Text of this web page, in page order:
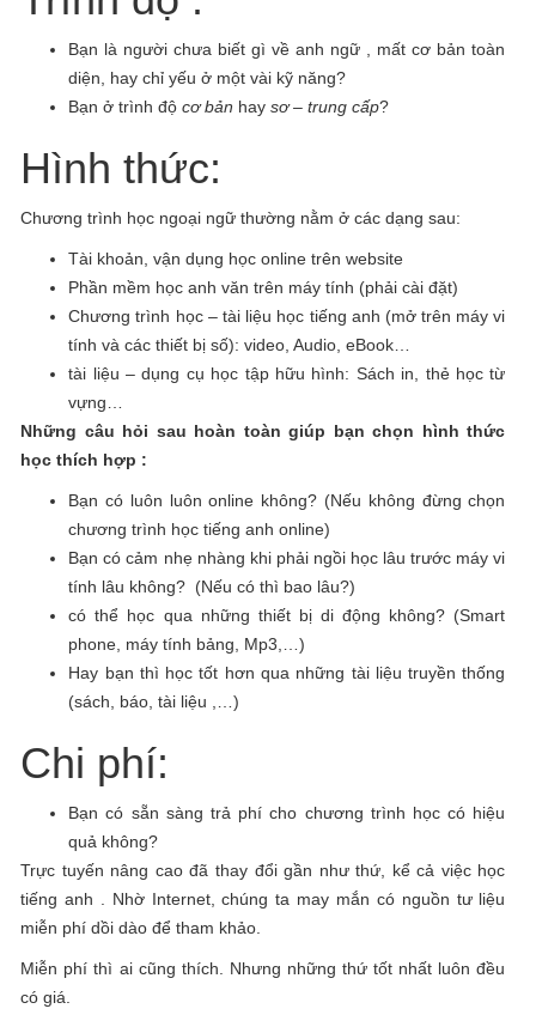
Bạn là người chưa biết gì về anh ngữ , mất cơ bản toàn
diện, hay chỉ yếu ở một vài kỹ năng?
Bạn ở trình độcơ bản haysơ – trung cấp?
Hình thức:
Chương trình học ngoại ngữ thường nằm ở các dạng sau:
Tài khoản, vận dụng học online trên website
Phần mềm học anh văn trên máy tính (phải cài đặt)
Chương trình học – tài liệu học tiếng anh (mở trên máy vi
tính và các thiết bị số): video, Audio, eBook…
tài liệu – dụng cụ học tập hữu hình: Sách in, thẻ học từ
vựng…
Những câu hỏi sau hoàn toàn giúp bạn chọn hình thức
học thích hợp :
Bạn có luôn luôn online không? (Nếu không đừng chọn
chương trình học tiếng anh online)
Bạn có cảm nhẹ nhàng khi phải ngồi học lâu trước máy vi
tính lâu không? (Nếu có thì bao lâu?)
có thể học qua những thiết bị di động không? (Smart
phone, máy tính bảng, Mp3,…)
Hay bạn thì học tốt hơn qua những tài liệu truyền thống
(sách, báo, tài liệu ,…)
Chi phí:
Bạn có sẵn sàng trả phí cho chương trình học có hiệu
quả không?
Trực tuyến nâng cao đã thay đổi gần như thứ, kể cả việc học
tiếng anh . Nhờ Internet, chúng ta may mắn có nguồn tư liệu
miễn phí dồi dào để tham khảo.
Miễn phí thì ai cũng thích. Nhưng những thứ tốt nhất luôn đều
có giá.